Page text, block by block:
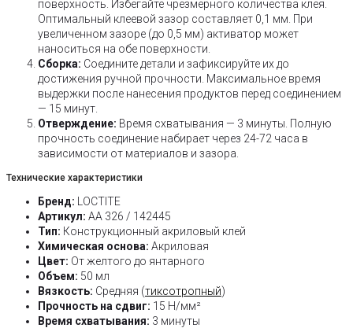
поверхность. Избегайте чрезмерного количества клея.
Оптимальный клеевой зазор составляет 0,1 мм. При
увеличенном зазоре (до 0,5 мм) активатор может
наноситься на обе поверхности.
Сборка: Соедините детали и зафиксируйте их до
достижения ручной прочности. Максимальное время
выдержки после нанесения продуктов перед соединением
— 15 минут.
Отверждение: Время схватывания — 3 минуты. Полную
прочность соединение набирает через 24-72 часа в
зависимости от материалов и зазора.
Технические характеристики
Бренд: LOCTITE
Артикул: AA 326 / 142445
Тип: Конструкционный акриловый клей
Химическая основа: Акриловая
Цвет: От желтого до янтарного
Объем: 50 мл
Вязкость: Средняя (тиксотропный)
Прочность на сдвиг: 15 Н/мм²
Время схватывания: 3 минуты